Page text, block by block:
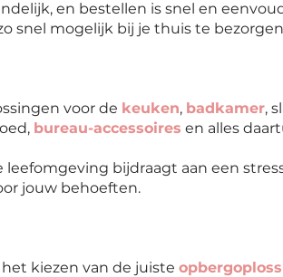
en bestellen is snel en
snel mogelijk bij je thuis te
voor de keuken, badkamer,
bureau-accessoires en alles
bijdraagt aan een
jouw behoeften.
kiezen van de juiste